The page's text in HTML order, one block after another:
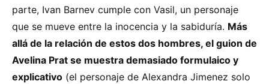
parte, Ivan Barnev cumple con Vasil, un personaje
que se mueve entre la inocencia y la sabiduría. Más
allá de la relación de estos dos hombres, el guion de
Avelina Prat se muestra demasiado formulaico y
explicativo (el personaje de Alexandra Jimenez solo